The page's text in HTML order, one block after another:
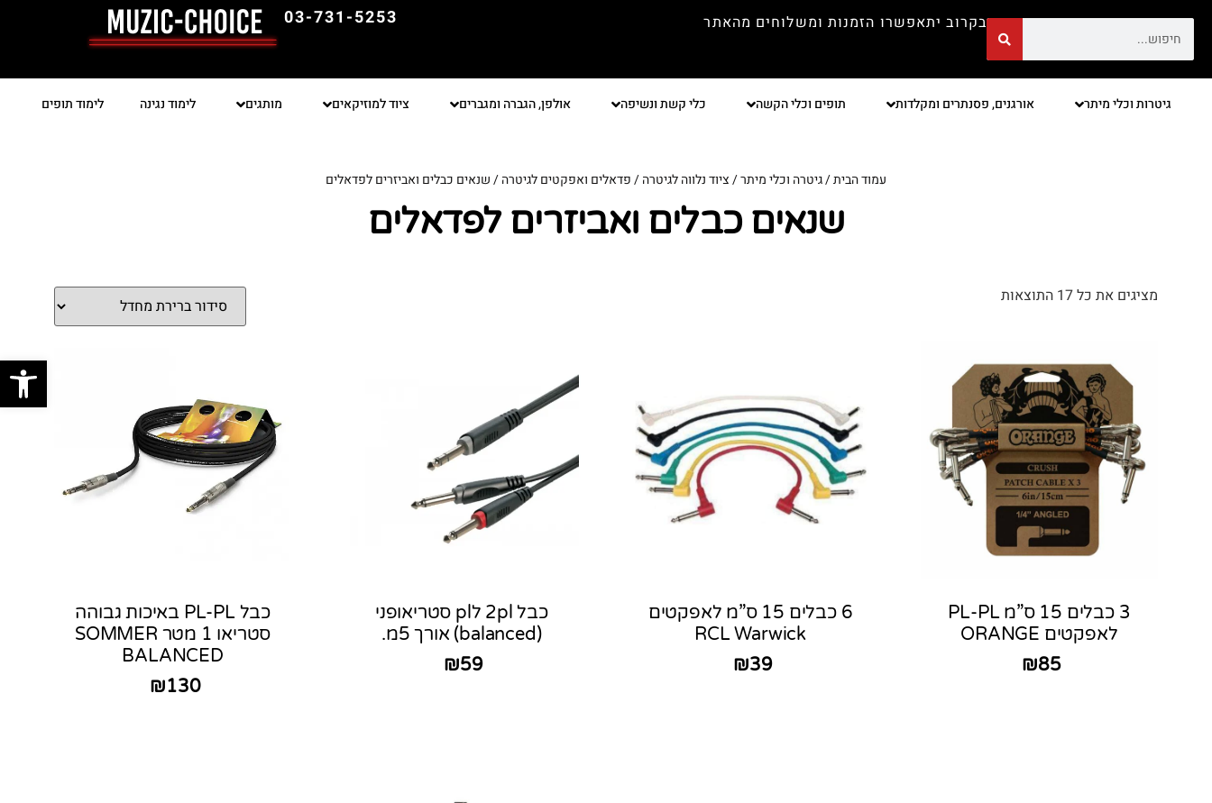
בקרוב יתאפשרו הזמנות ומשלוחים מהאתר 03-731-5253
גיטרות וכלי מיתר אורגנים, פסנתרים ומקלדות תופים וכלי הקשה כלי קשת ונשיפה אולפן, הגברה ומגברים ציוד למוזיקאים מותגים לימוד נגינה לימוד תופים
עמוד הבית/גיטרה וכלי מיתר/ציוד נלווה לגיטרה/פדאלים ואפקטים לגיטרה/ שנאים כבלים ואביזרים לפדאלים
שנאים כבלים ואביזרים לפדאלים
מציגים את כל ⁦17⁩ התוצאות
3 כבלים 15 ס”מ PL-PL
לאפקטים ORANGE
₪85
6 כבלים 15 ס”מ לאפקטים
RCL Warwick
₪39
כבל 2pl לpl סטריאופני
(balanced) אורך 5מ.
₪59
כבל PL-PL באיכות גבוהה
סטריאו 1 מטר SOMMER
BALANCED
₪130
פתח